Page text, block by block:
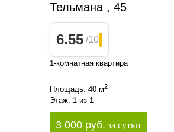
Тельмана , 45
6.55 /10
1-комнатная квартира
Площадь: 40 м2
Этаж: 1 из 1
3 000 руб. за сутки